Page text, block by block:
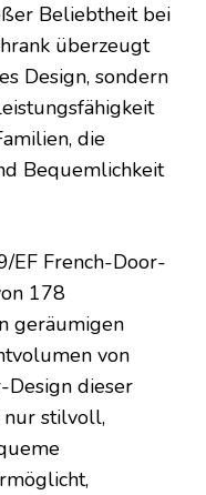
Beliebtheit bei
überzeugt
Design, sondern
die
Bequemlichkeit
EF French-Door-
178
geräumigen
von
Design dieser
nur stilvoll,